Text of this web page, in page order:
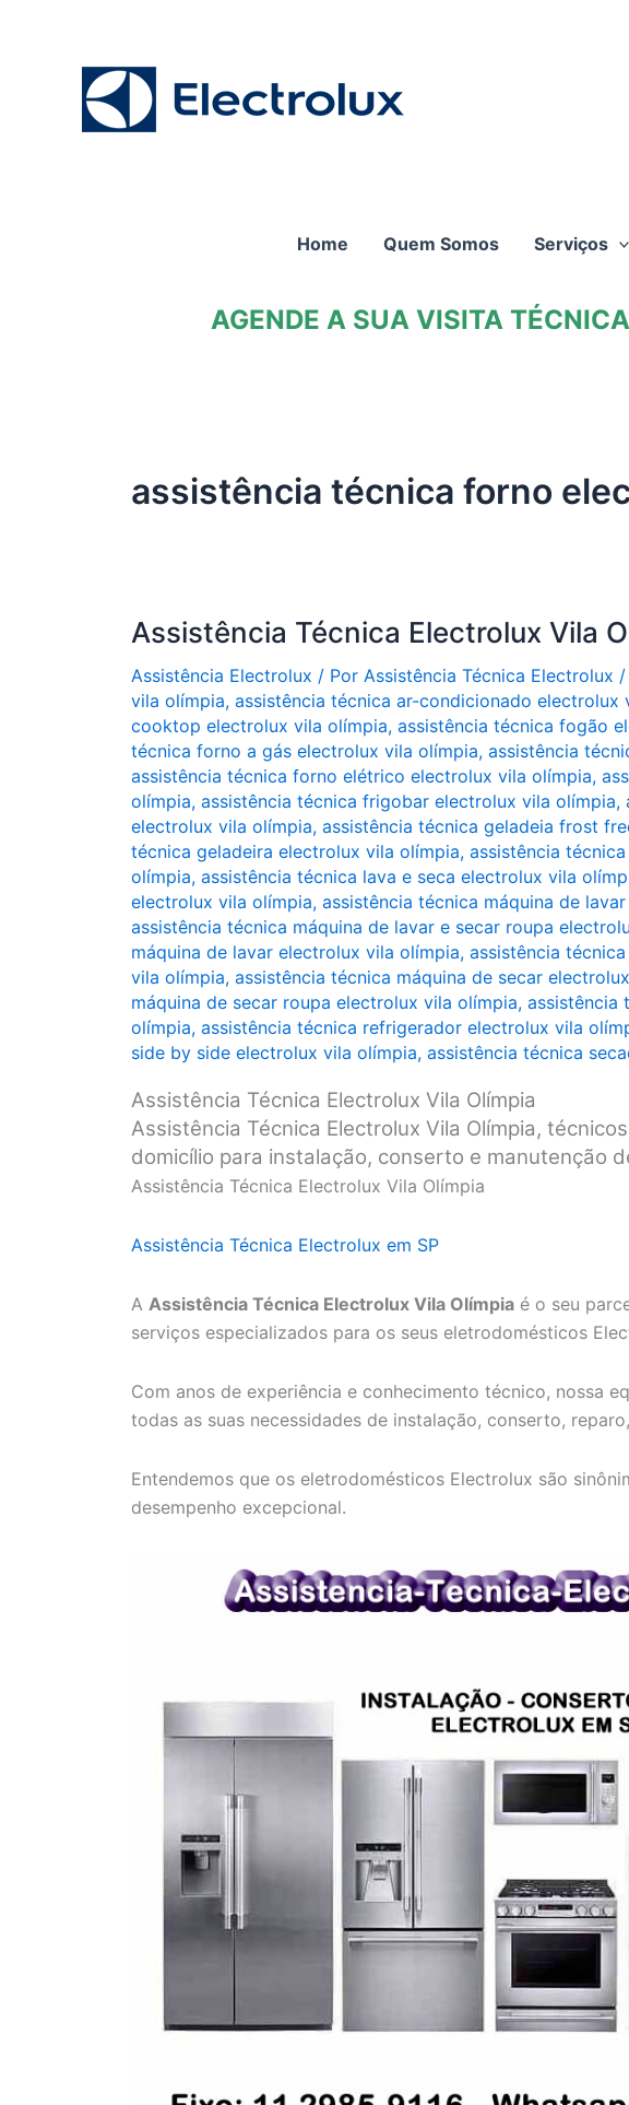
Home Quem Somos Serviços
AGENDE A SUA VISITA
assistência técnica forno
Assistência Técnica Electrolux Vila
Assistência Electrolux / Por Assistência Técnica Electrolux /
vila olímpia, assistência técnica ar-condicionado electrolux
cooktop electrolux vila olímpia, assistência técnica fogão
técnica forno a gás electrolux vila olímpia, assistência
assistência técnica forno elétrico electrolux vila olímpia,
olímpia, assistência técnica frigobar electrolux vila olímpia,
electrolux vila olímpia, assistência técnica geladeia frost
técnica geladeira electrolux vila olímpia, assistência
olímpia, assistência técnica lava e seca electrolux vila
electrolux vila olímpia, assistência técnica máquina de
assistência técnica máquina de lavar e secar roupa
máquina de lavar electrolux vila olímpia, assistência
vila olímpia, assistência técnica máquina de secar
máquina de secar roupa electrolux vila olímpia, assistência
olímpia, assistência técnica refrigerador electrolux vila
side by side electrolux vila olímpia, assistência técnica
Assistência Técnica Electrolux Vila Olímpia
Assistência Técnica Electrolux Vila Olímpia,
domicílio para instalação, conserto e manutenção
Assistência Técnica Electrolux Vila Olímpia
Assistência Técnica Electrolux em SP
A Assistência Técnica Electrolux Vila Olímpia é o seu
serviços especializados para os seus eletrodomésticos
Com anos de experiência e conhecimento técnico, nossa
todas as suas necessidades de instalação, conserto,
Entendemos que os eletrodomésticos Electrolux são
desempenho excepcional.